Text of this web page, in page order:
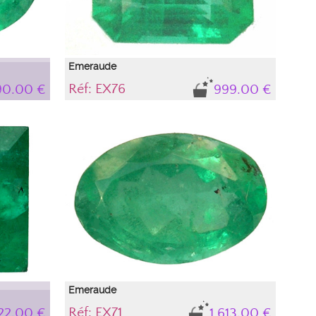
€
Emeraude
999.00 €
Réf: EX76
d'authenticité. tonalité IBG (vert-bleu) intensité
(médium) avec inclusions de type'liquide et gaz',
aspect givre qui n'altèrent en rien la durabilité de la
pierre et son esthétique, elles font parties
intégrantes de ce béryl garantissant son
authenticité naturelle
Emeraude